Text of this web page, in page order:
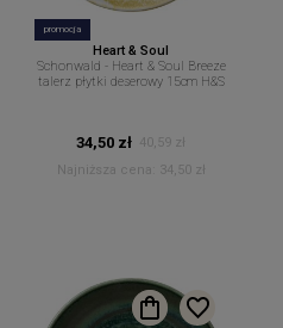
promocja
Heart & Soul
Schonwald - Heart & Soul Breeze
talerz płytki deserowy 15cm H&S
34,50 zł
40,59 zł
Najniższa cena:
34,50 zł